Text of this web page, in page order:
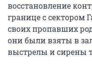
восстановление
границе с сектором
своих пропавших
они были взяты в
выстрелы и сирены